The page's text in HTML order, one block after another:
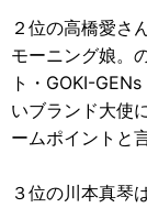
２位の高橋愛さ
モーニング娘。
ト・GOKI-
いブランド大使
ームポイントと
３位の川本真琴